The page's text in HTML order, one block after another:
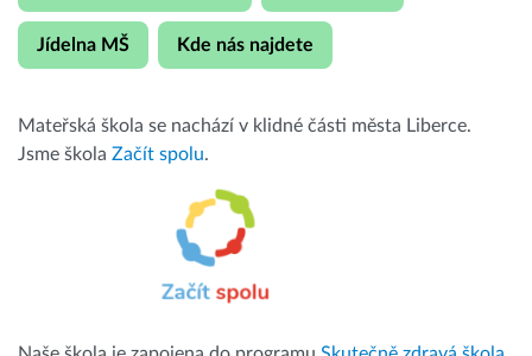
Jídelna MŠ Kde nás najdete
Mateřská škola se nachází v klidné části města Liberce.
Jsme škola Začít spolu.